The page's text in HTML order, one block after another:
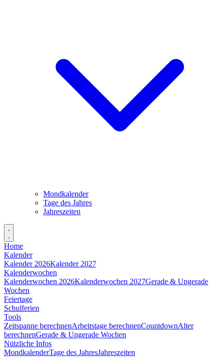
Mondkalender
Tage des Jahres
Jahreszeiten
Home
Kalender
Kalender 2026Kalender 2027
Kalenderwochen
Kalenderwochen 2026Kalenderwochen 2027Gerade & Ungerade
Wochen
Feiertage
Schulferien
Tools
Zeitspanne berechnenArbeitstage berechnenCountdownAlter
berechnenGerade & Ungerade Wochen
Nützliche Infos
MondkalenderTage des JahresJahreszeiten